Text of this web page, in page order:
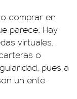
comprar en
parece. Hay
virtuales,
o
pues a
un ente